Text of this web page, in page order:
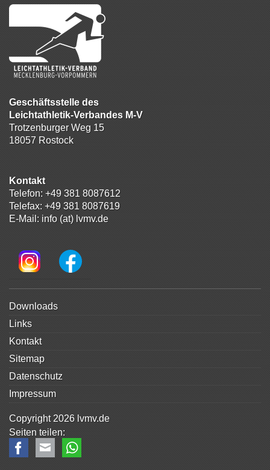
Geschäftsstelle des
Leichtathletik-Verbandes M-V
Trotzenburger Weg 15
18057 Rostock
Kontakt
Telefon: +49 381 8087612
Telefax: +49 381 8087619
E-Mail: info (at) lvmv.de
Copyright 2026 lvmv.de
Navigation
überspringen
Downloads
Links
Kontakt
Sitemap
Datenschutz
Impressum
Facebook
E-mail